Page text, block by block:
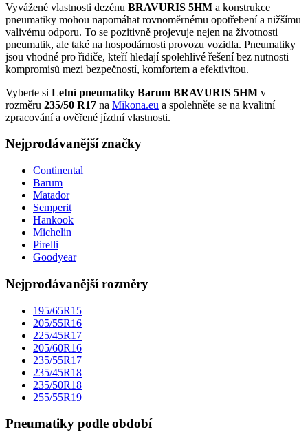
Vyvážené vlastnosti dezénu BRAVURIS 5HM a konstrukce
pneumatiky mohou napomáhat rovnoměrnému opotřebení a nižšímu
valivému odporu. To se pozitivně projevuje nejen na životnosti
pneumatik, ale také na hospodárnosti provozu vozidla. Pneumatiky
jsou vhodné pro řidiče, kteří hledají spolehlivé řešení bez nutnosti
kompromisů mezi bezpečností, komfortem a efektivitou.
Vyberte si Letní pneumatiky Barum BRAVURIS 5HM v
rozměru 235/50 R17 na Mikona.eu a spolehněte se na kvalitní
zpracování a ověřené jízdní vlastnosti.
Nejprodávanější značky
Continental
Barum
Matador
Semperit
Hankook
Michelin
Pirelli
Goodyear
Nejprodávanější rozměry
195/65R15
205/55R16
225/45R17
205/60R16
235/55R17
235/45R18
235/50R18
255/55R19
Pneumatiky podle období